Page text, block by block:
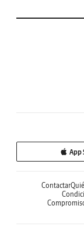
App
Contactar